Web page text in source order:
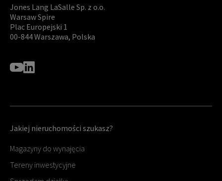
Jones Lang LaSalle Sp. z o.o.
Warsaw Spire
Plac Europejski 1
00-844 Warszawa, Polska
Jakiej nieruchomości szukasz?
Magazyny do wynajęcia
Tereny inwestycyjne